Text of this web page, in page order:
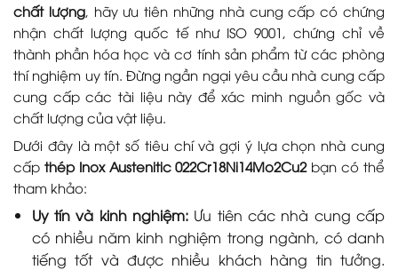
chất lượng, hãy ưu tiên những nhà cung cấp có chứng
nhận chất lượng quốc tế như ISO 9001, chứng chỉ về
thành phần hóa học và cơ tính sản phẩm từ các phòng
thí nghiệm uy tín. Đừng ngần ngại yêu cầu nhà cung cấp
cung cấp các tài liệu này để xác minh nguồn gốc và
chất lượng của vật liệu.
Dưới đây là một số tiêu chí và gợi ý lựa chọn nhà cung
cấp thép Inox Austenitic 022Cr18Ni14Mo2Cu2bạn có thể
tham khảo:
Uy tín và kinh nghiệm: Ưu tiên các nhà cung cấp
có nhiều năm kinh nghiệm trong ngành, có danh
tiếng tốt và được nhiều khách hàng tin tưởng.